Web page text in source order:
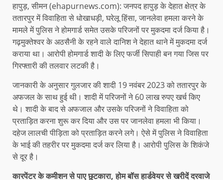
हापुड़, सीमन (ehapurnews.com): जनपद हापुड़ के देहात क्षेत्र के
ततारपुर में विवाहिता से धोखाधड़ी, घरेलू हिंसा, जानलेवा हमला करने के
मामले में पुलिस ने होमगार्ड समेत उसके परिजनों पर मुकदमा दर्ज किया है।
गढ़मुक्तेश्वर के अठसैनी के रहने वाले दानिश ने देहात थाने में मुकदमा दर्ज
कराया था। आरोपी होमगार्ड शादी के लिए फर्जी सिपाही बन गया जिस पर
गिरफ्तारी की तलवार लटकी है।
जानकारी के अनुसार गुलजार की शादी 19 नवंबर 2023 को ततारपुर के
अफजल के साथ हुई थी। शादी में परिजनों ने 60 लाख रुपए खर्च किए
थे। शादी के बाद से अफजाल और उसके परिजनों ने विवाहिता को
प्रताड़ित करना शुरू कर दिया और उस पर जानलेवा हमला भी किया।
दहेज लालची पीड़िता को प्रताड़ित करने लगे। ऐसे में पुलिस ने विवाहिता
के भाई की तहरीर पर मुकदमा दर्ज कर लिया है। आरोपी पुलिस के शिकंजे
से दूर है।
कारपेंटर के कमीशन से पाए छुटकारा, होम बॉस हार्डवेयर से खरीदें दरवाजे